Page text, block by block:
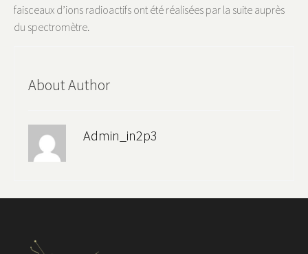
faisceaux d’ions radioactifs ont été réalisées par la suite auprès
du spectromètre.
About Author
Admin_in2p3